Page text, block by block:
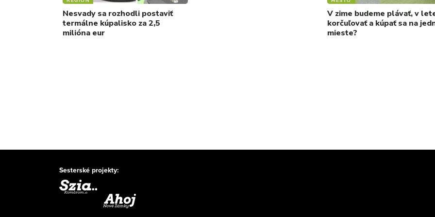
Nesvady sa rozhodli postaviť
termálne kúpalisko za 2,5
milióna eur
V zime budeme plávať, v
korčuľovať a kúpať sa na
mieste?
Sesterské projekty: